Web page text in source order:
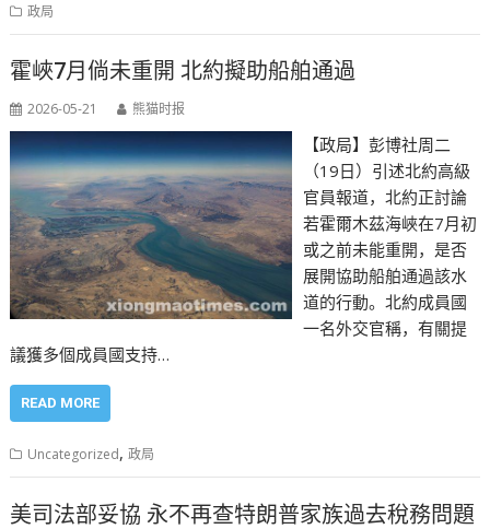
政局
霍峽7月倘未重開 北約擬助船舶通過
2026-05-21 熊猫时报
【政局】彭博社周二
（19日）引述北約高級
官員報道，北約正討論
若霍爾木茲海峽在7月初
或之前未能重開，是否
展開協助船舶通過該水
道的行動。北約成員國
一名外交官稱，有關提
議獲多個成員國支持…
READ MORE
Uncategorized,政局
美司法部妥協 永不再查特朗普家族過去稅務問題